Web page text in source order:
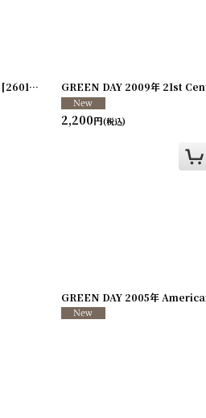
[260107-19 GREEN DAY 2009年 21st
2,200円(税込)
GREEN DAY 2005年